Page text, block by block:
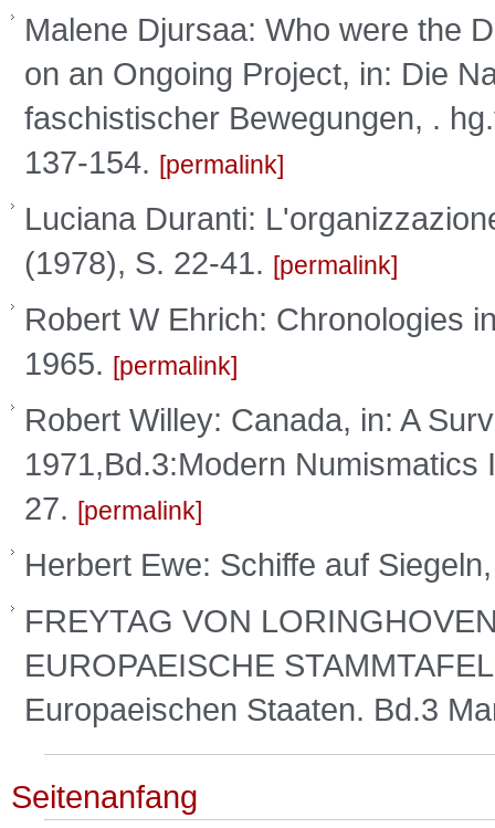
Malene Djursaa: Who were the
on an Ongoing Project, in: Die
faschistischer Bewegungen, .
137-154.
permalink
Luciana Duranti:
(1978), S. 22-41.
permalink
Robert W Ehrich: Chronologies
1965.
permalink
Robert Willey: Canada, in: A
1971,Bd.3:Modern Numismatics
27.
permalink
Herbert Ewe: Schiffe auf
FREYTAG VON
EUROPAEISCHE
Europaeischen Staaten. Bd.3
Seitenanfang